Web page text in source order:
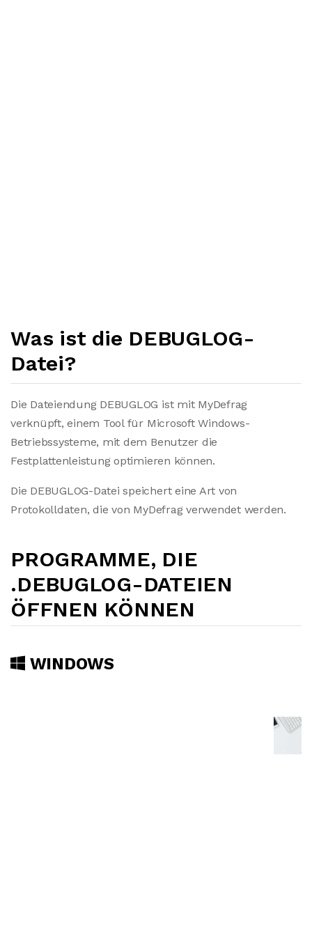
Was ist die DEBUGLOG-
Datei?
Die Dateiendung DEBUGLOG ist mit MyDefrag
verknüpft, einem Tool für Microsoft Windows-
Betriebssysteme, mit dem Benutzer die
Festplattenleistung optimieren können.
Die DEBUGLOG-Datei speichert eine Art von
Protokolldaten, die von MyDefrag verwendet werden.
PROGRAMME, DIE
.DEBUGLOG-DATEIEN
ÖFFNEN KÖNNEN
WINDOWS